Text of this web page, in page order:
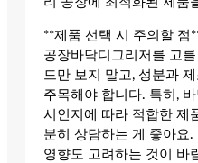
**제품 선택 시 주의할 점
공장바닥디그리저를 고
드만 보지 말고, 성분과
주목해야 합니다. 특히,
시인지에 따라 적합한 제
분히 상담하는 게 좋아요
영향도 고려하는 것이 바